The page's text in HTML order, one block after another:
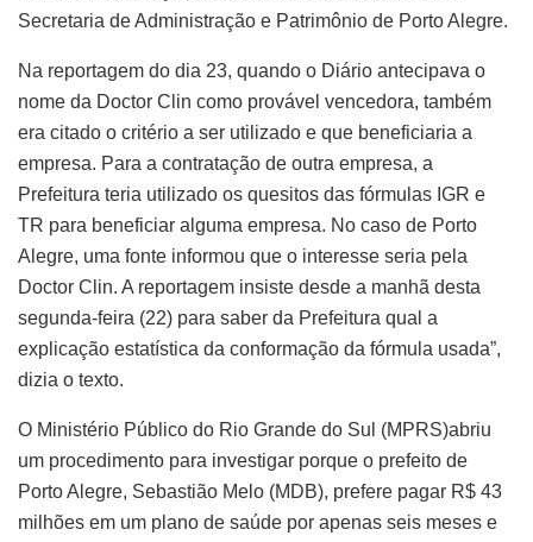
Secretaria de Administração e Patrimônio de Porto Alegre.
Na reportagem do dia 23, quando o Diário antecipava o
nome da Doctor Clin como provável vencedora, também
era citado o critério a ser utilizado e que beneficiaria a
empresa. Para a contratação de outra empresa, a
Prefeitura teria utilizado os quesitos das fórmulas IGR e
TR para beneficiar alguma empresa. No caso de Porto
Alegre, uma fonte informou que o interesse seria pela
Doctor Clin. A reportagem insiste desde a manhã desta
segunda-feira (22) para saber da Prefeitura qual a
explicação estatística da conformação da fórmula usada”,
dizia o texto.
O Ministério Público do Rio Grande do Sul (MPRS)abriu
um procedimento para investigar porque o prefeito de
Porto Alegre, Sebastião Melo (MDB), prefere pagar R$ 43
milhões em um plano de saúde por apenas seis meses e